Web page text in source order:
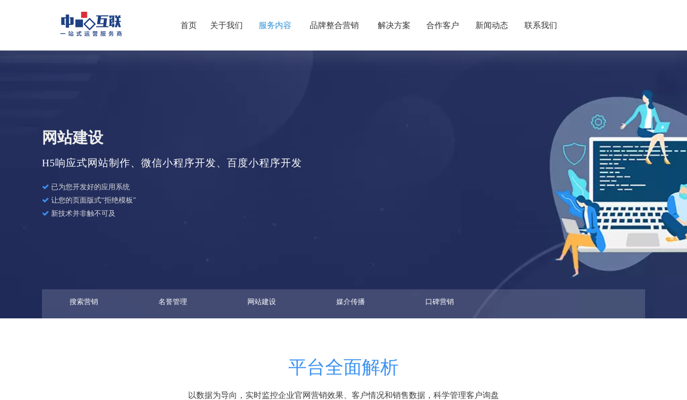
首页 关于我们 服务内容 品牌整合营销 解决方案 合作客户 新闻动态 联系我们
网站建设
H5响应式网站制作、微信小程序开发、百度小程序开发
 已为您开发好的应用系统
 让您的页面版式“拒绝模板”
 新技术并非触不可及
搜索营销 名誉管理 网站建设 媒介传播 口碑营销
平台全面解析
以数据为导向，实时监控企业官网营销效果、客户情况和销售数据，科学管理客户询盘